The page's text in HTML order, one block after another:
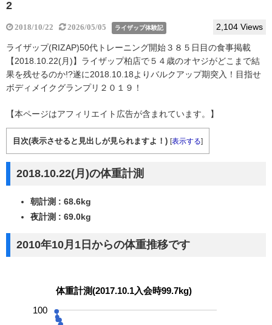
2
2018/10/22 2026/05/05 ライザップ体験記 2,104 Views
ライザップ(RIZAP)50代トレーニング開始３８５日目の食事掲載
【2018.10.22(月)】ライザップ柏店で５４歳のオヤジがどこまで結
果を残せるのか!?遂に2018.10.18よりバルクアップ期突入！目指せ
ボディメイクグランプリ２０１９！
【本ページはアフィリエイト広告が含まれています。】
目次(表示させると見出しが見られますよ！) [表示する]
2018.10.22(月)の体重計測
朝計測 : 68.6kg
夜計測 : 69.0kg
2010年10月1日からの体重推移です
体重計測(2017.10.1入会時99.7kg)
100